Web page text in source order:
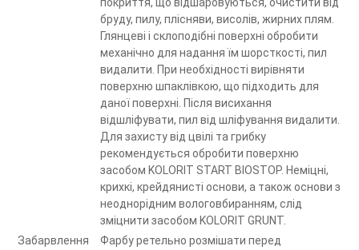
бруду, пилу, плісняви, висолів, жирних плям.
Глянцеві і склоподібні поверхні обробити
механічно для надання їм шорсткості, пил
видалити. При необхідності вирівняти
поверхню шпаклівкою, що підходить для
даної поверхні. Після висихання
відшліфувати, пил від шліфування видалити.
Для захисту від цвілі та грибку
рекомендується обробити поверхню
засобом KOLORIT START BIOSTOP. Неміцні,
крихкі, крейдянисті основи, а також основи з
неоднорідним вологовбиранням, слід
зміцнити засобом KOLORIT GRUNT.
Забарвлення
Фарбу ретельно розмішати перед